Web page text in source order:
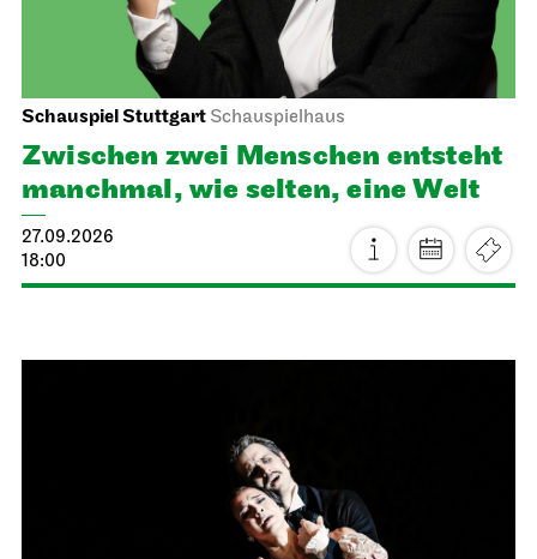
Schauspiel Stuttgart Schauspielhaus
Zwischen zwei Menschen ent­steht
manch­mal, wie selten, eine Welt
27.09.2026
18:00